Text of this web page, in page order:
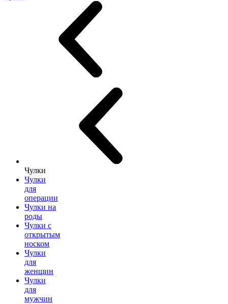
Чулки
Чулки
для
операции
Чулки на
роды
Чулки с
открытым
носком
Чулки
для
женщин
Чулки
для
мужчин